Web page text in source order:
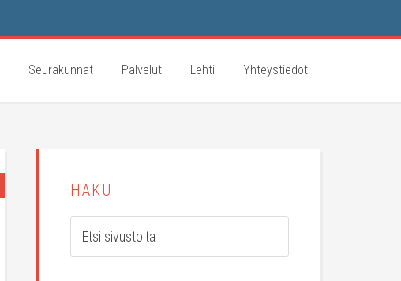
Seurakunnat Palvelut Lehti Yhteystiedot
HAKU